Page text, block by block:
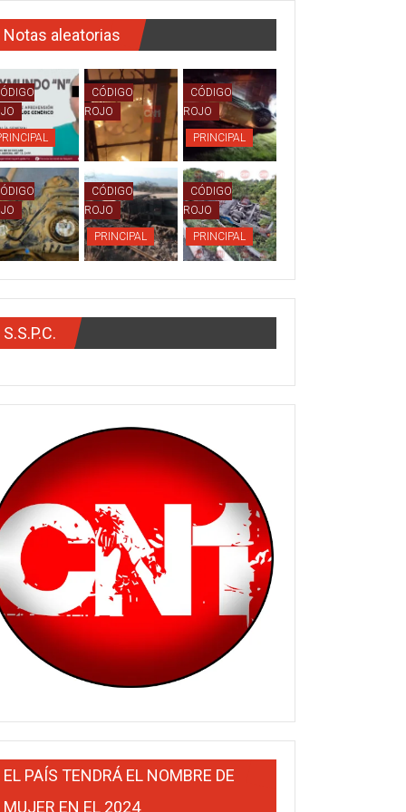
Notas aleatorias
CÓDIGO
ROJO
CÓDIGO
ROJO
PRINCIPAL
CÓDIGO
ROJO
PRINCIPAL
CÓDIGO
ROJO
PRINCIPAL
S.S.P.C.
EL PAÍS TENDRÁ EL NOMBRE DE
MUJER EN EL 2024